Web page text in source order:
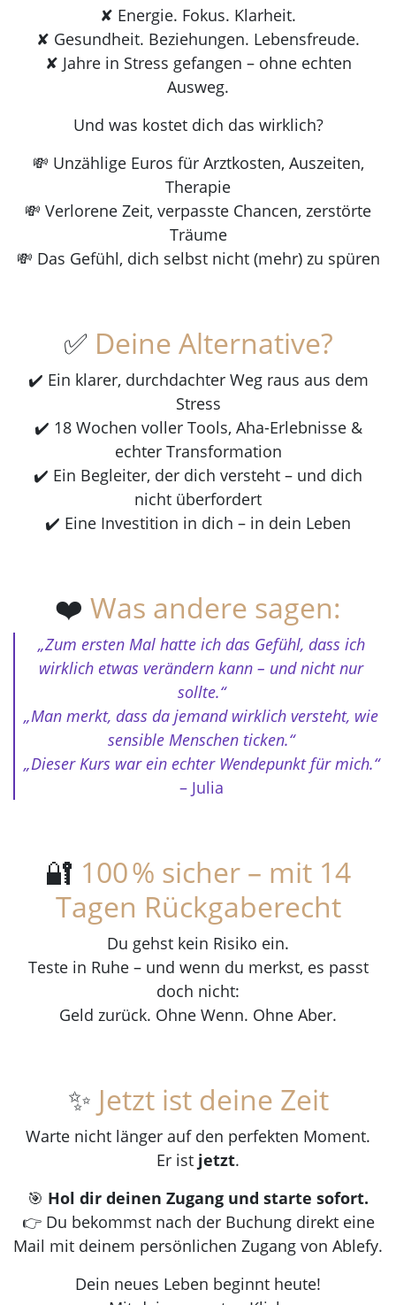
✘ Energie. Fokus. Klarheit.
✘ Gesundheit. Beziehungen. Lebensfreude.
✘ Jahre in Stress gefangen – ohne echten
Ausweg.
Und was kostet dich das wirklich?
💸 Unzählige Euros für Arztkosten, Auszeiten,
Therapie
💸 Verlorene Zeit, verpasste Chancen, zerstörte
Träume
💸 Das Gefühl, dich selbst nicht (mehr) zu spüren
✅ Deine Alternative?
✔️ Ein klarer, durchdachter Weg raus aus dem
Stress
✔️ 18 Wochen voller Tools, Aha-Erlebnisse &
echter Transformation
✔️ Ein Begleiter, der dich versteht – und dich
nicht überfordert
✔️ Eine Investition in dich – in dein Leben
❤️ Was andere sagen:
„Zum ersten Mal hatte ich das Gefühl, dass ich
wirklich etwas verändern kann – und nicht nur
sollte.“
„Man merkt, dass da jemand wirklich versteht, wie
sensible Menschen ticken.“
„Dieser Kurs war ein echter Wendepunkt für mich.“
– Julia
🔐 100 % sicher – mit 14
Tagen Rückgaberecht
Du gehst kein Risiko ein.
Teste in Ruhe – und wenn du merkst, es passt
doch nicht:
Geld zurück. Ohne Wenn. Ohne Aber.
✨ Jetzt ist deine Zeit
Warte nicht länger auf den perfekten Moment.
Er ist jetzt.
🎯 Hol dir deinen Zugang und starte sofort.
👉 Du bekommst nach der Buchung direkt eine
Mail mit deinem persönlichen Zugang von Ablefy.
Dein neues Leben beginnt heute!